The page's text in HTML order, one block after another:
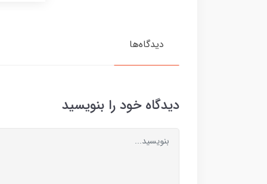
دیدگاه‌ها
دیدگاه خود را بنویسید